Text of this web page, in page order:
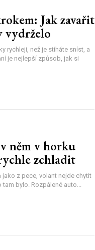
Jak zavařit
vydrželo
rychleji, než je stíháte sníst, a
je nejlepší způsob, jak si
něm v horku
zchladit
jako z pece, volant nejde chytit
bylo. Rozpálené auto...